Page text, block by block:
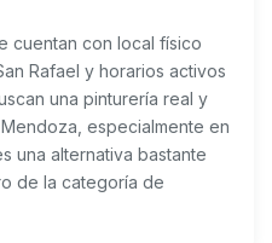
cuentan con local físico
Rafael y horarios activos
una pinturería real y
especialmente en
una alternativa bastante
de la categoría de